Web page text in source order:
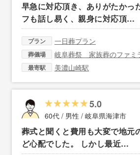
早急に対応頂き、ありがたかっ
フも話し易く、親身に対応頂…
プラン 一日葬プラン
葬儀場 岐阜葬祭 家族葬のファミ
最寄駅 美濃山崎駅
5.0
60代 / 男性 / 岐阜県海津市
葬式と聞くと費用も大変で地元
ど心配でした。 しかし最近…